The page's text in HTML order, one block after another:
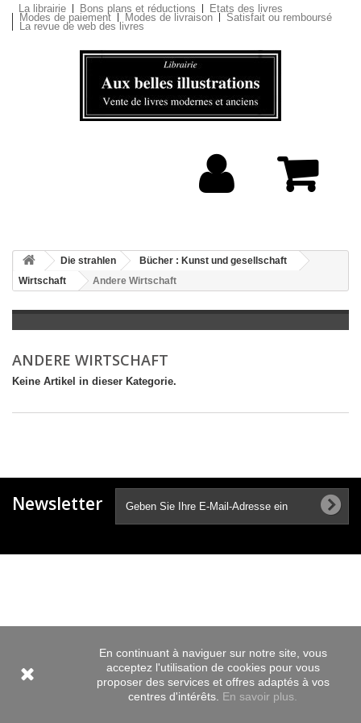
La librairie Bons plans et réductions Etats des livres
Modes de paiement Modes de livraison Satisfait ou remboursé
La revue de web des livres
Die strahlen
Bücher : Kunst und gesellschaft
Wirtschaft
Andere Wirtschaft
ANDERE WIRTSCHAFT
Keine Artikel in dieser Kategorie.
Newsletter
En continuant à naviguer sur notre site, vous
acceptez l'utilisation de cookies pour vous
proposer des services et offres adaptés à vos
centres d'intérêts. En savoir plus.